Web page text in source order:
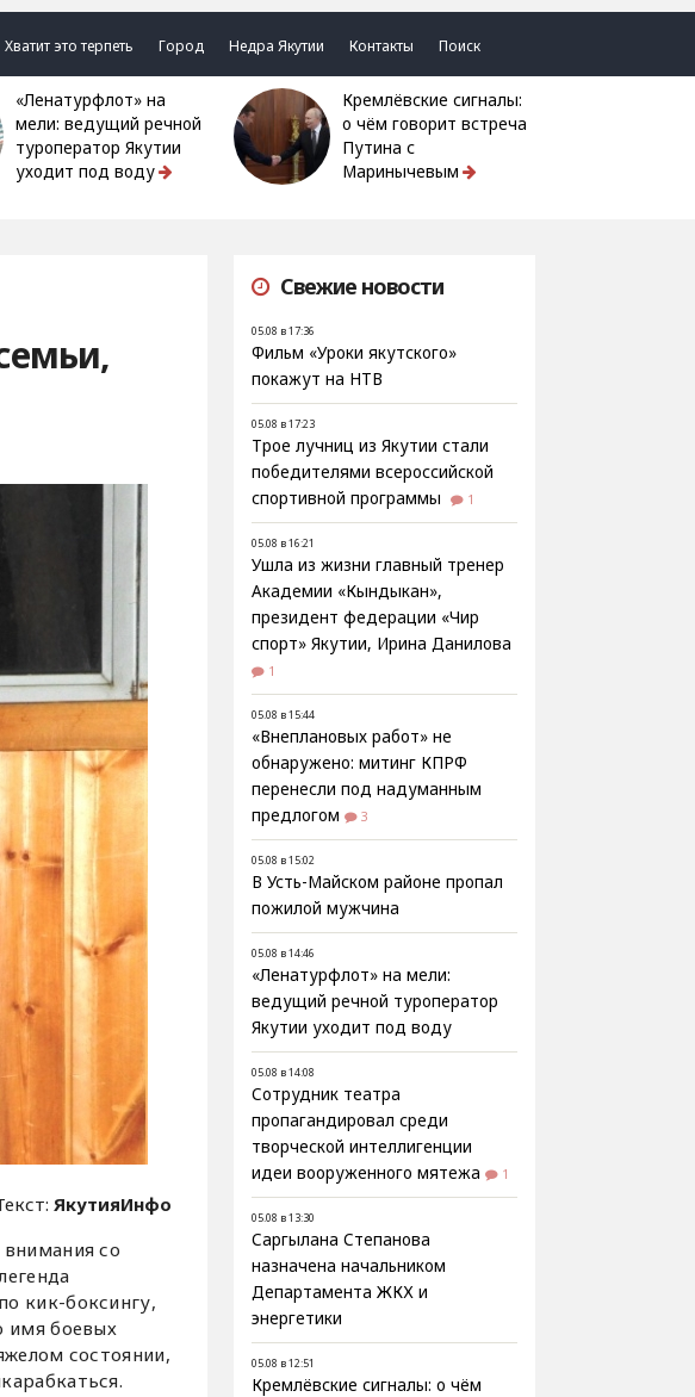
Хватит это терпеть Город Недра Якутии Контакты Поиск
«Ленатурфлот» на
мели: ведущий речной
туроператор Якутии
уходит под воду
Кремлёвские сигналы:
о чём говорит встреча
Путина с
Маринычевым
ЯкутияИнфо
со
кик-боксингу,
имя боевых
состоянии,
Свежие новости
05.08 в 17:36
Фильм «Уроки якутского»
покажут на НТВ
05.08 в 17:23
Трое лучниц из Якутии стали
победителями всероссийской
спортивной программы
1
05.08 в 16:21
Ушла из жизни главный тренер
Академии «Кындыкан»,
президент федерации «Чир
спорт» Якутии, Ирина Данилова
1
05.08 в 15:44
«Внеплановых работ» не
обнаружено: митинг КПРФ
перенесли под надуманным
предлогом
3
05.08 в 15:02
В Усть-Майском районе пропал
пожилой мужчина
05.08 в 14:46
«Ленатурфлот» на мели:
ведущий речной туроператор
Якутии уходит под воду
05.08 в 14:08
Сотрудник театра
пропагандировал среди
творческой интеллигенции
идеи вооруженного мятежа
1
05.08 в 13:30
Саргылана Степанова
назначена начальником
Департамента ЖКХ и
энергетики
05.08 в 12:51
Кремлёвские сигналы: о чём